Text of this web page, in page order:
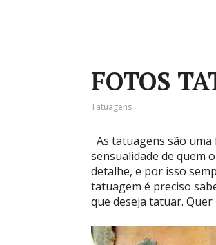
FOTOS
Tatuagens
As tatuagens são
sensualidade de quem
detalhe, e por isso
tatuagem é preciso
que deseja tatuar. Quer